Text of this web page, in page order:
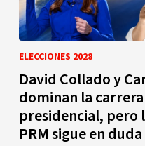
ELECCIONES 2028
David Collado y
dominan la carrera
presidencial, pero
PRM sigue en duda